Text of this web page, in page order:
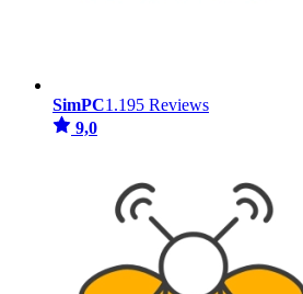
SimPC1.195 Reviews
9,0